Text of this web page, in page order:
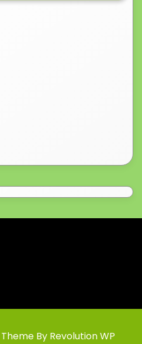
By Revolution WP